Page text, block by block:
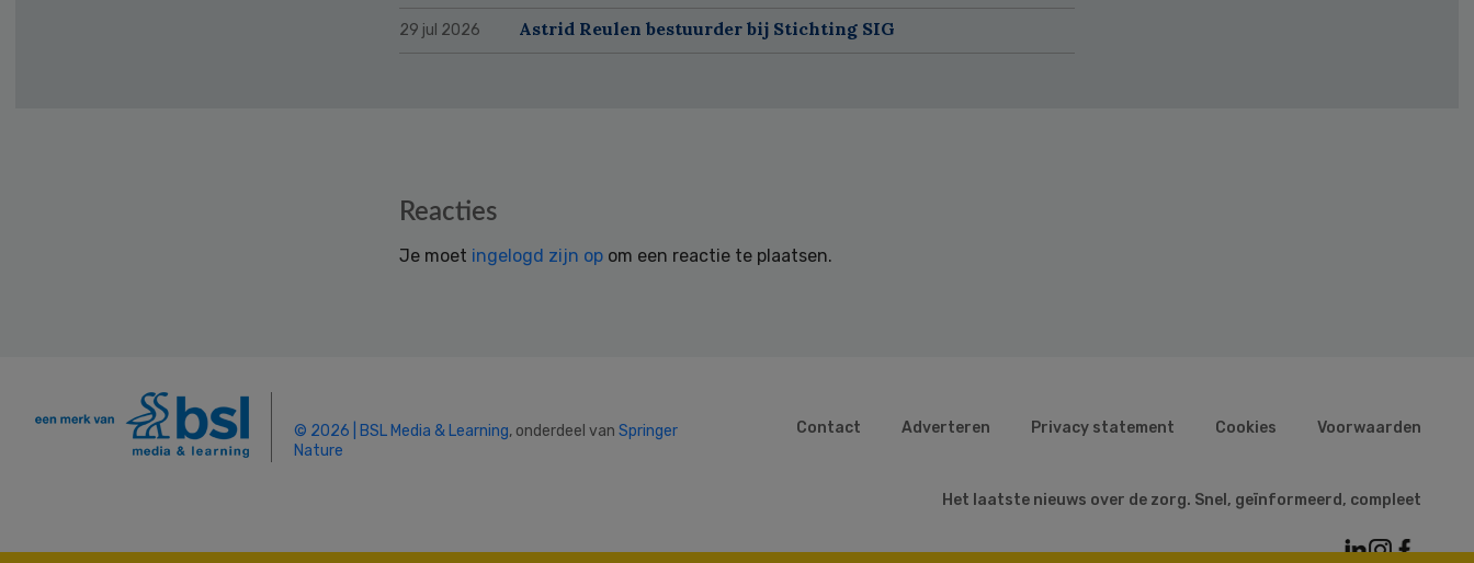
29 jul 2026 Astrid Reulen bestuurder bij Stichting SIG
Reacties
Je moet ingelogd zijn op om een reactie te plaatsen.
© 2026 | BSL Media & Learning, onderdeel van Springer
Nature
Contact Adverteren Privacy statement Cookies Voorwaarden
Het laatste nieuws over de zorg. Snel, geïnformeerd, compleet